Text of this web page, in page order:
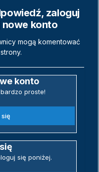
zaloguj
nowe konto
mogą komentować
konto
proste!
się poniżej.